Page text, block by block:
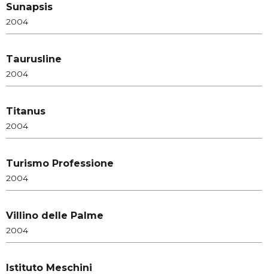
Sunapsis
2004
Taurusline
2004
Titanus
2004
Turismo Professione
2004
Villino delle Palme
2004
Istituto Meschini